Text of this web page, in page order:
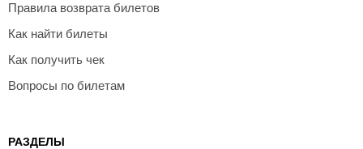
Правила возврата билетов
Как найти билеты
Как получить чек
Вопросы по билетам
РАЗДЕЛЫ